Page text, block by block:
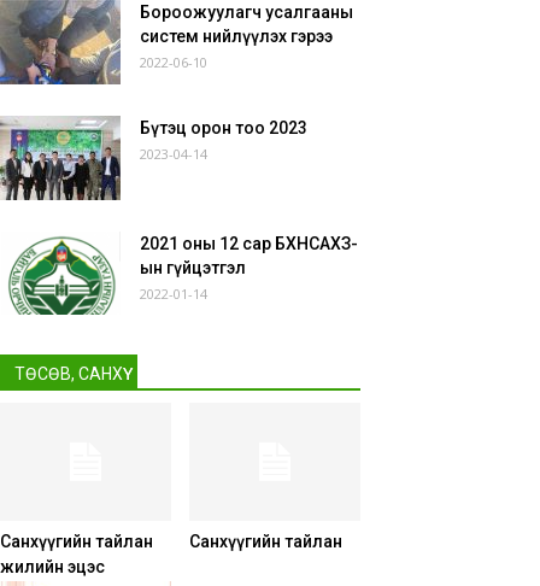
ОРЧНЫ ГАЗРЫН ДАРГАД. МӨНХ-
ЭРДЭНЭ
Бороожуулагч усалгааны
систем нийлүүлэх гэрээ
2022-06-10
Бүтэц орон тоо 2023
2023-04-14
2021 оны 12 сар БХНСАХЗ-
ын гүйцэтгэл
2022-01-14
ТӨСӨВ, САНХҮҮ
Санхүүгийн тайлан
жилийн эцэс
Санхүүгийн тайлан